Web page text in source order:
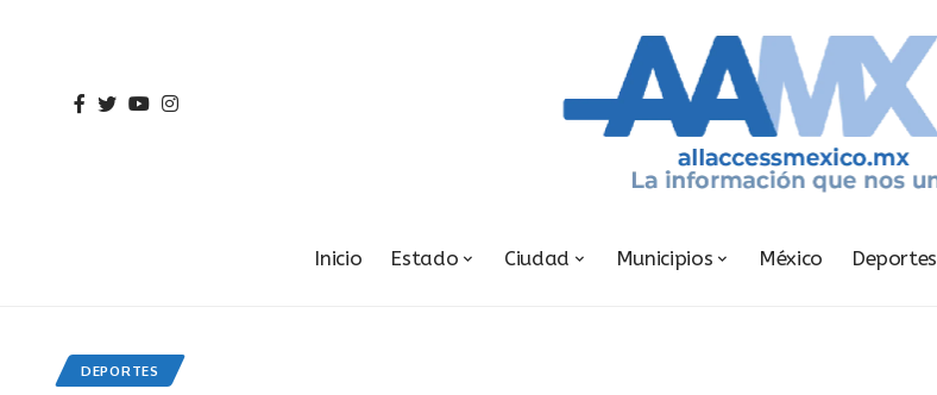
Inicio Estado Ciudad Municipios México Deportes
DEPORTES